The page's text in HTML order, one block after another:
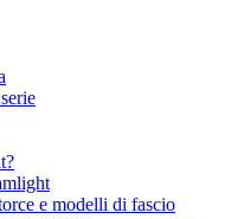
e modelli di fascio